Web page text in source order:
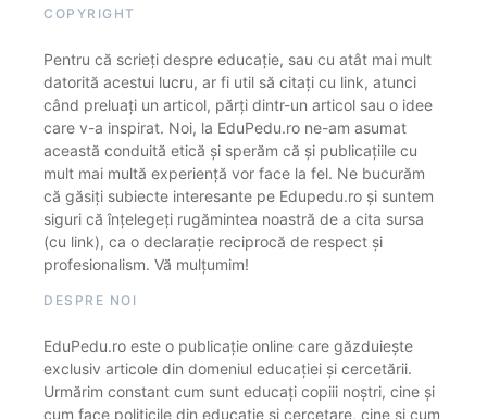
COPYRIGHT
Pentru că scrieți despre educație, sau cu atât mai mult
datorită acestui lucru, ar fi util să citați cu link, atunci
când preluați un articol, părți dintr-un articol sau o idee
care v-a inspirat. Noi, la EduPedu.ro ne-am asumat
această conduită etică și sperăm că și publicațiile cu
mult mai multă experiență vor face la fel. Ne bucurăm
că găsiți subiecte interesante pe Edupedu.ro și suntem
siguri că înțelegeți rugămintea noastră de a cita sursa
(cu link), ca o declarație reciprocă de respect și
profesionalism. Vă mulțumim!
DESPRE NOI
EduPedu.ro este o publicație online care găzduiește
exclusiv articole din domeniul educației și cercetării.
Urmărim constant cum sunt educați copiii noștri, cine și
cum face politicile din educație și cercetare, cine și cum